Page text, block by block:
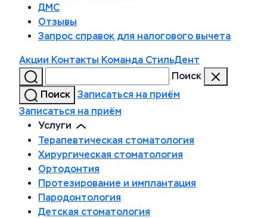
ДМС
Отзывы
Запрос справок для налогового вычета
Акции Контакты Команда СтильДент
Поиск
Поиск
Записаться на приём
Записаться на приём
Услуги
Терапевтическая стоматология
Хирургическая стоматология
Ортодонтия
Протезирование и имплантация
Пародонтология
Детская стоматология